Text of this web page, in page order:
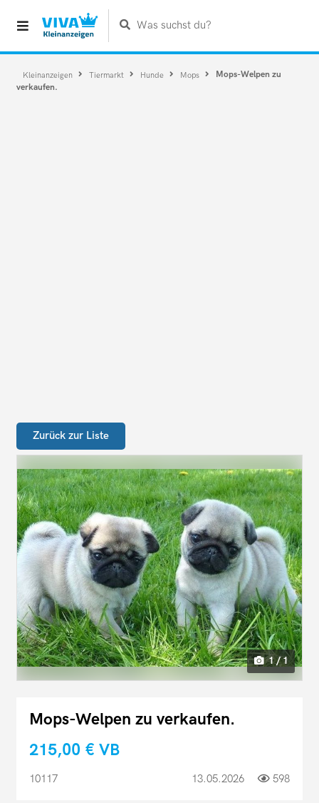
Was suchst du?
Kleinanzeigen Tiermarkt Hunde Mops
Mops-Welpen zu
verkaufen.
Zurück zur Liste
1 / 1
Mops-Welpen zu verkaufen.
215,00 € VB
10117 13.05.2026 598